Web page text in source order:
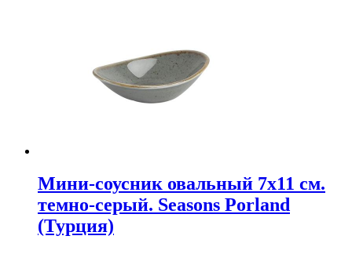
Мини-соусник овальный 7х11 см.
темно-серый. Seasons Porland
(Турция)